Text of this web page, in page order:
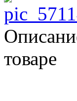
товаре